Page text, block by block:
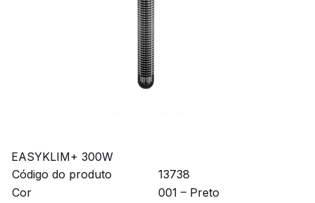
EASYKLIM+ 300W
Código do produto
13738
Cor
001 – Preto